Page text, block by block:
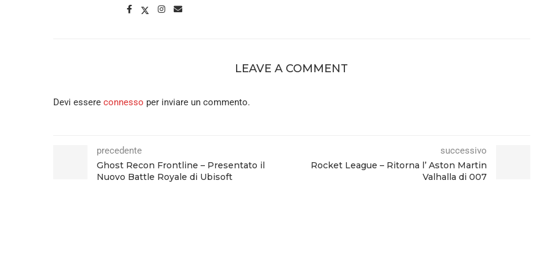
LEAVE A COMMENT
Devi essere connesso per inviare un commento.
precedente
Ghost Recon Frontline – Presentato il
Nuovo Battle Royale di Ubisoft
successivo
Rocket League – Ritorna l’ Aston Martin
Valhalla di 007